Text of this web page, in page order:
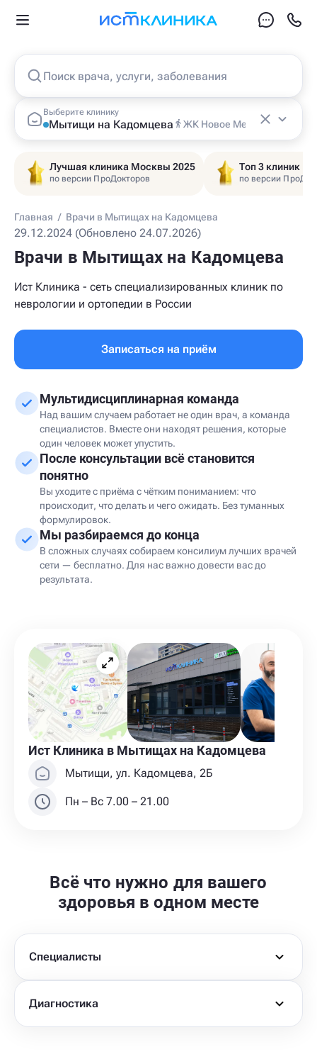
Поиск врача, услуги, заболевания
Выберите клинику
Мытищи на Кадомцева ЖК Новое Медведково
Лучшая клиника Москвы 2025
по версии ПроДокторов
Топ 3 клиник
по версии
Главная / Врачи в Мытищах на Кадомцева
29.12.2024 (Обновлено 24.07.2026)
Врачи в Мытищах на Кадомцева
Ист Клиника - сеть специализированных клиник по
неврологии и ортопедии в России
Записаться на приём
Мультидисциплинарная команда
Над вашим случаем работает не один врач, а команда
специалистов. Вместе они находят решения, которые
один человек может упустить.
После консультации всё становится
понятно
Вы уходите с приёма с чётким пониманием: что
происходит, что делать и чего ожидать. Без туманных
формулировок.
Мы разбираемся до конца
В сложных случаях собираем консилиум лучших врачей
сети — бесплатно. Для нас важно довести вас до
результата.
Ист Клиника в Мытищах на Кадомцева
Мытищи, ул. Кадомцева, 2Б
Пн – Вс 7.00 – 21.00
Всё что нужно для вашего
здоровья в одном месте
Специалисты
Диагностика